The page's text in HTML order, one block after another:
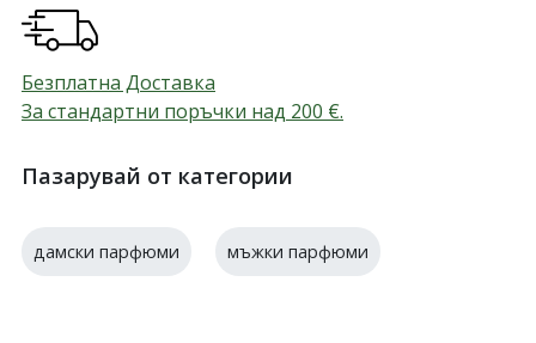
Безплатна Доставка
За стандартни поръчки над 200 €.
Пазарувай от категории
дамски парфюми мъжки парфюми